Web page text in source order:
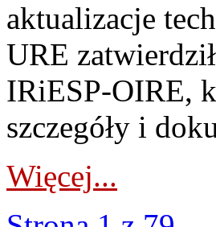
aktualizacje
URE
IRiESP‑OIRE,
szczegóły i
Więcej...